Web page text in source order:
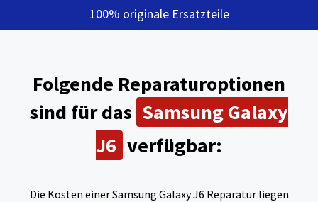
100% originale Ersatzteile
Folgende Reparaturoptionen
sind für das Samsung Galaxy
J6 verfügbar:
Die Kosten einer Samsung Galaxy J6 Reparatur liegen